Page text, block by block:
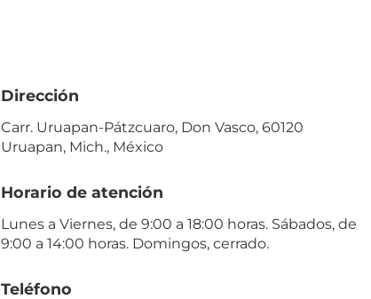
Dirección
Carr. Uruapan-Pátzcuaro, Don Vasco, 60120
Uruapan, Mich., México
Horario de atención
Lunes a Viernes, de 9:00 a 18:00 horas. Sábados, de
9:00 a 14:00 horas. Domingos, cerrado.
Teléfono